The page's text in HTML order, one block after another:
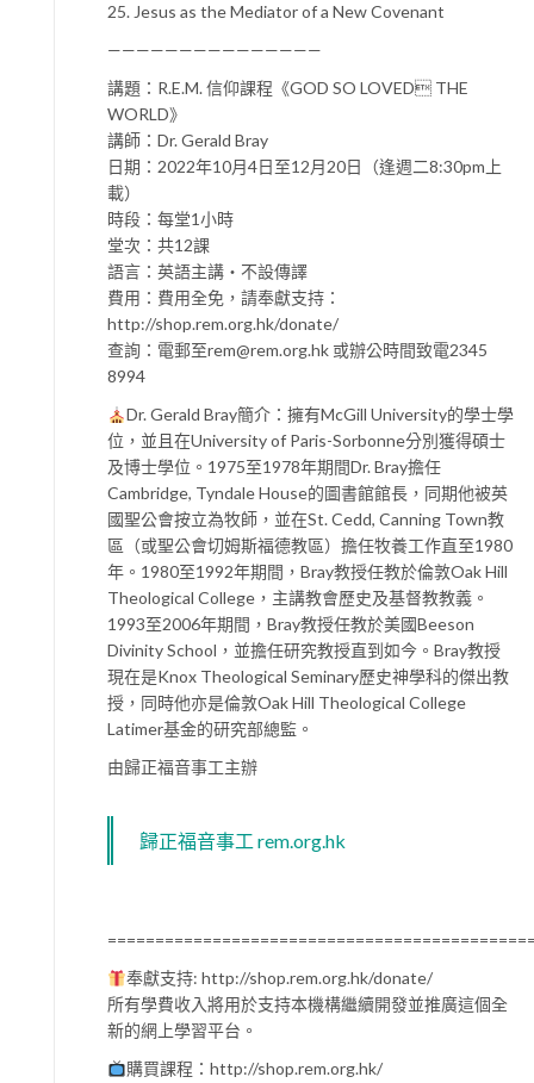
25. Jesus as the Mediator of a New Covenant
———————————————
講題：R.E.M. 信仰課程《GOD SO LOVED THE
WORLD》
講師：Dr. Gerald Bray
日期：2022年10月4日至12月20日（逢週二8:30pm上
載）
時段：每堂1小時
堂次：共12課
語言：英語主講・不設傳譯
費用：費用全免，請奉獻支持：
http://shop.rem.org.hk/donate/
查詢：電郵至rem@rem.org.hk 或辦公時間致電2345
8994
Dr. Gerald Bray簡介：擁有McGill University的學士學
位，並且在University of Paris-Sorbonne分別獲得碩士
及博士學位。1975至1978年期間Dr. Bray擔任
Cambridge, Tyndale House的圖書館館長，同期他被英
國聖公會按立為牧師，並在St. Cedd, Canning Town教
區（或聖公會切姆斯福德教區）擔任牧養工作直至1980
年。1980至1992年期間，Bray教授任教於倫敦Oak Hill
Theological College，主講教會歷史及基督教教義。
1993至2006年期間，Bray教授任教於美國Beeson
Divinity School，並擔任研究教授直到如今。Bray教授
現在是Knox Theological Seminary歷史神學科的傑出教
授，同時他亦是倫敦Oak Hill Theological College
Latimer基金的研究部總監。
由歸正福音事工主辦
歸正福音事工 rem.org.hk
奉獻支持: http://shop.rem.org.hk/donate/
所有學費收入將用於支持本機構繼續開發並推廣這個全
新的網上學習平台。
購買課程：http://shop.rem.org.hk/